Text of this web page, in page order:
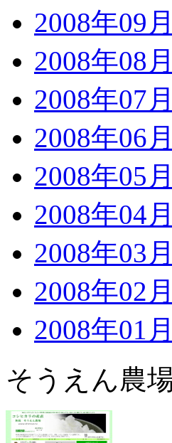
2008年09
2008年08
2008年07
2008年06
2008年05
2008年04
2008年03
2008年02
2008年01
そうえん農